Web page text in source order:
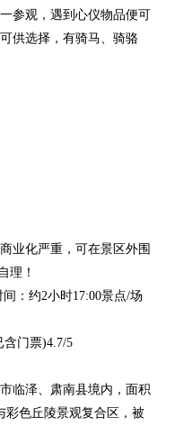
参观，遇到心仪物品便可
供选择，有骑马、骑骆
业化严重，可在景区外围
理！
：约2小时17:00景点/场
门票)4.7/5
临泽、肃南县境内，面积
彩色丘陵景观复合区，被